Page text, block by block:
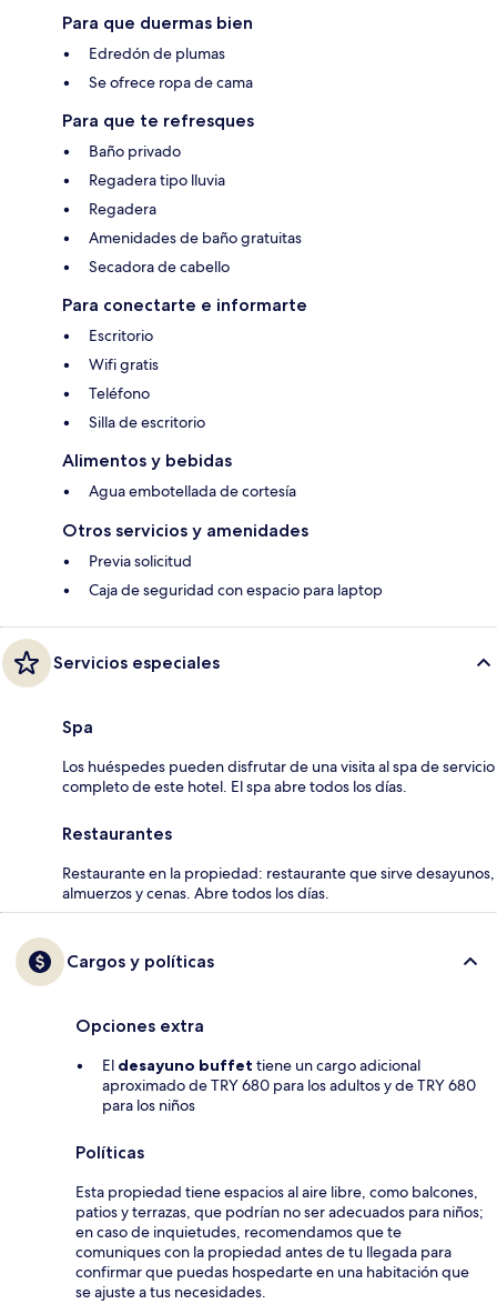
Para que duermas bien
Edredón de plumas
Se ofrece ropa de cama
Para que te refresques
Baño privado
Regadera tipo lluvia
Regadera
Amenidades de baño gratuitas
Secadora de cabello
Para conectarte e informarte
Escritorio
Wifi gratis
Teléfono
Silla de escritorio
Alimentos y bebidas
Agua embotellada de cortesía
Otros servicios y amenidades
Previa solicitud
Caja de seguridad con espacio para laptop
Servicios especiales
Spa
Los huéspedes pueden disfrutar de una visita al spa de servicio
completo de este hotel. El spa abre todos los días.
Restaurantes
Restaurante en la propiedad: restaurante que sirve desayunos,
almuerzos y cenas. Abre todos los días.
Cargos y políticas
Opciones extra
El desayuno buffet tiene un cargo adicional
aproximado de TRY 680 para los adultos y de TRY 680
para los niños
Políticas
Esta propiedad tiene espacios al aire libre, como balcones,
patios y terrazas, que podrían no ser adecuados para niños;
en caso de inquietudes, recomendamos que te
comuniques con la propiedad antes de tu llegada para
confirmar que puedas hospedarte en una habitación que
se ajuste a tus necesidades.